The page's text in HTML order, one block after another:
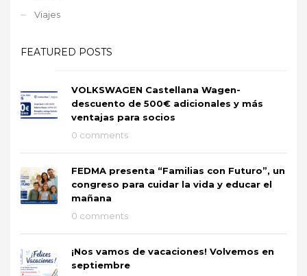
Viajes
FEATURED POSTS
VOLKSWAGEN Castellana Wagen-
descuento de 500€ adicionales y más
ventajas para socios
0 comments
FEDMA presenta “Familias con Futuro”, un
congreso para cuidar la vida y educar el
mañana
0 comments
¡Nos vamos de vacaciones! Volvemos en
septiembre